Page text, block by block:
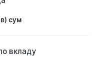
сум
вкладу